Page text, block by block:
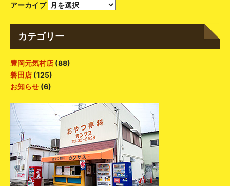
アーカイブ
カテゴリー
豊岡元気村店 (88)
磐田店 (125)
お知らせ (6)